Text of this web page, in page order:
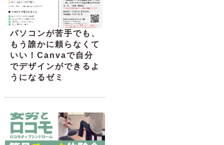
パソコンが苦手でも、
もう誰かに頼らなくて
いい！Canvaで自分
でデザインができるよ
うになるゼミ